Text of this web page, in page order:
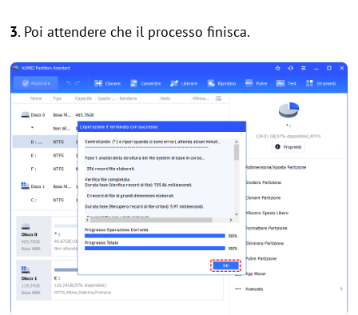
3. Poi attendere che il processo finisca.